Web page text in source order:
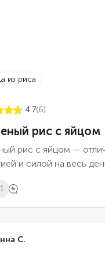
из риса
4.7(6)
рис с яйцом
рис с яйцом —
и силой на весь
Существует два
отваривают, а
блюда. Во
помешивании,
затем к нему
С.